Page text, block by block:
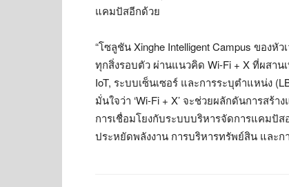
แคมปัสอีกด้วย
“โซลูชัน Xinghe Intelligent Campus ของ
ทุกสิ่งรอบตัว ผ่านแนวคิด Wi-Fi + X ที่ผสาน
IoT, ระบบเซ็นเซอร์ และการระบุตำแหน่ง
มั่นใจว่า ‘Wi-Fi + X’ จะช่วยผลักดันการสร้
การเชื่อมโยงกับระบบบริหารจัดการแคมปั
ประหยัดพลังงาน การบริหารทรัพย์สิน และ